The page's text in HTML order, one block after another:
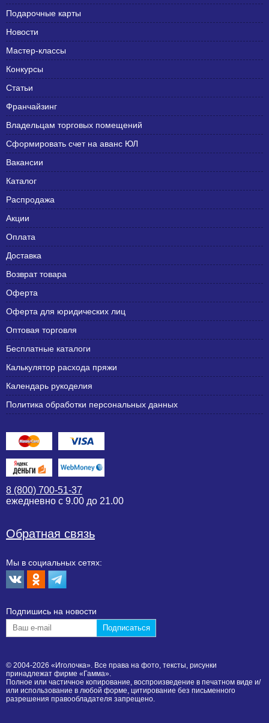
Подарочные карты
Новости
Мастер-классы
Конкурсы
Статьи
Франчайзинг
Владельцам торговых помещений
Сформировать счет на аванс ЮЛ
Вакансии
Каталог
Распродажа
Акции
Оплата
Доставка
Возврат товара
Оферта
Оферта для юридических лиц
Оптовая торговля
Бесплатные каталоги
Калькулятор расхода пряжи
Календарь рукоделия
Политика обработки персональных данных
8 (800) 700-51-37
ежедневно с 9.00 до 21.00
Обратная связь
Мы в социальных сетях:
Подпишиcь на новости
© 2004-2026 «Иголочка». Все права на фото, тексты, рисунки
принадлежат фирме «Гамма».
Полное или частичное копирование, воспроизведение в печатном виде и/
или использование в любой форме, цитирование без письменного
разрешения правообладателя запрещено.